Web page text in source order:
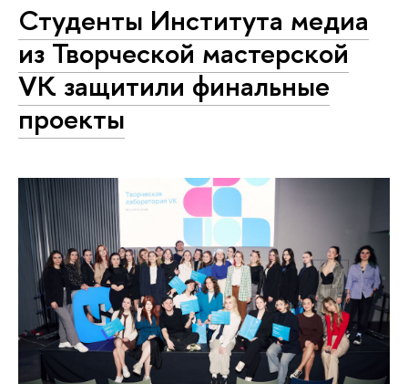
Студенты Института медиа
из Творческой мастерской
VK защитили финальные
проекты